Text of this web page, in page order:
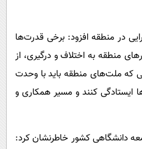
در منطقه افزود: برخی قدرت‌ها
منطقه به اختلاف و درگیری، از
که ملت‌های منطقه باید با وحدت
ایستادگی کنند و مسیر همکاری و
دانشگاهی کشور خاطرنشان کرد: